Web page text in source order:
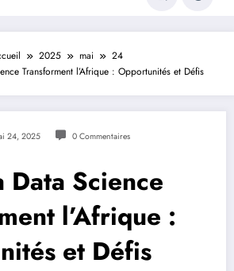
2025 mai
24
Transforment l’Afrique : Opportunités et Défis
24, 2025 0 Commentaires
Data Science
l’Afrique :
et Défis